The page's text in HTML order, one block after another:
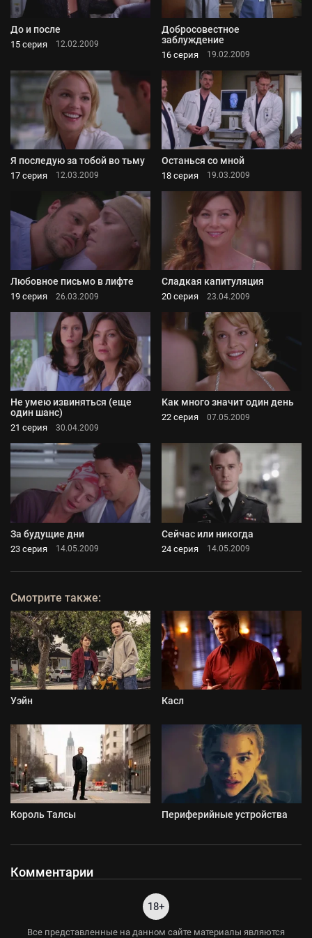
До и после
15 серия 12.02.2009
Добросовестное
заблуждение
16 серия 19.02.2009
Я последую за тобой во тьму
17 серия 12.03.2009
Останься со мной
18 серия 19.03.2009
Любовное письмо в лифте
19 серия 26.03.2009
Сладкая капитуляция
20 серия 23.04.2009
Не умею извиняться (еще
один шанс)
21 серия 30.04.2009
Как много значит один день
22 серия 07.05.2009
За будущие дни
23 серия 14.05.2009
Сейчас или никогда
24 серия 14.05.2009
Смотрите также:
Уэйн Касл
Король Талсы Периферийные устройства
Комментарии
18+
Все представленные на данном сайте материалы являются